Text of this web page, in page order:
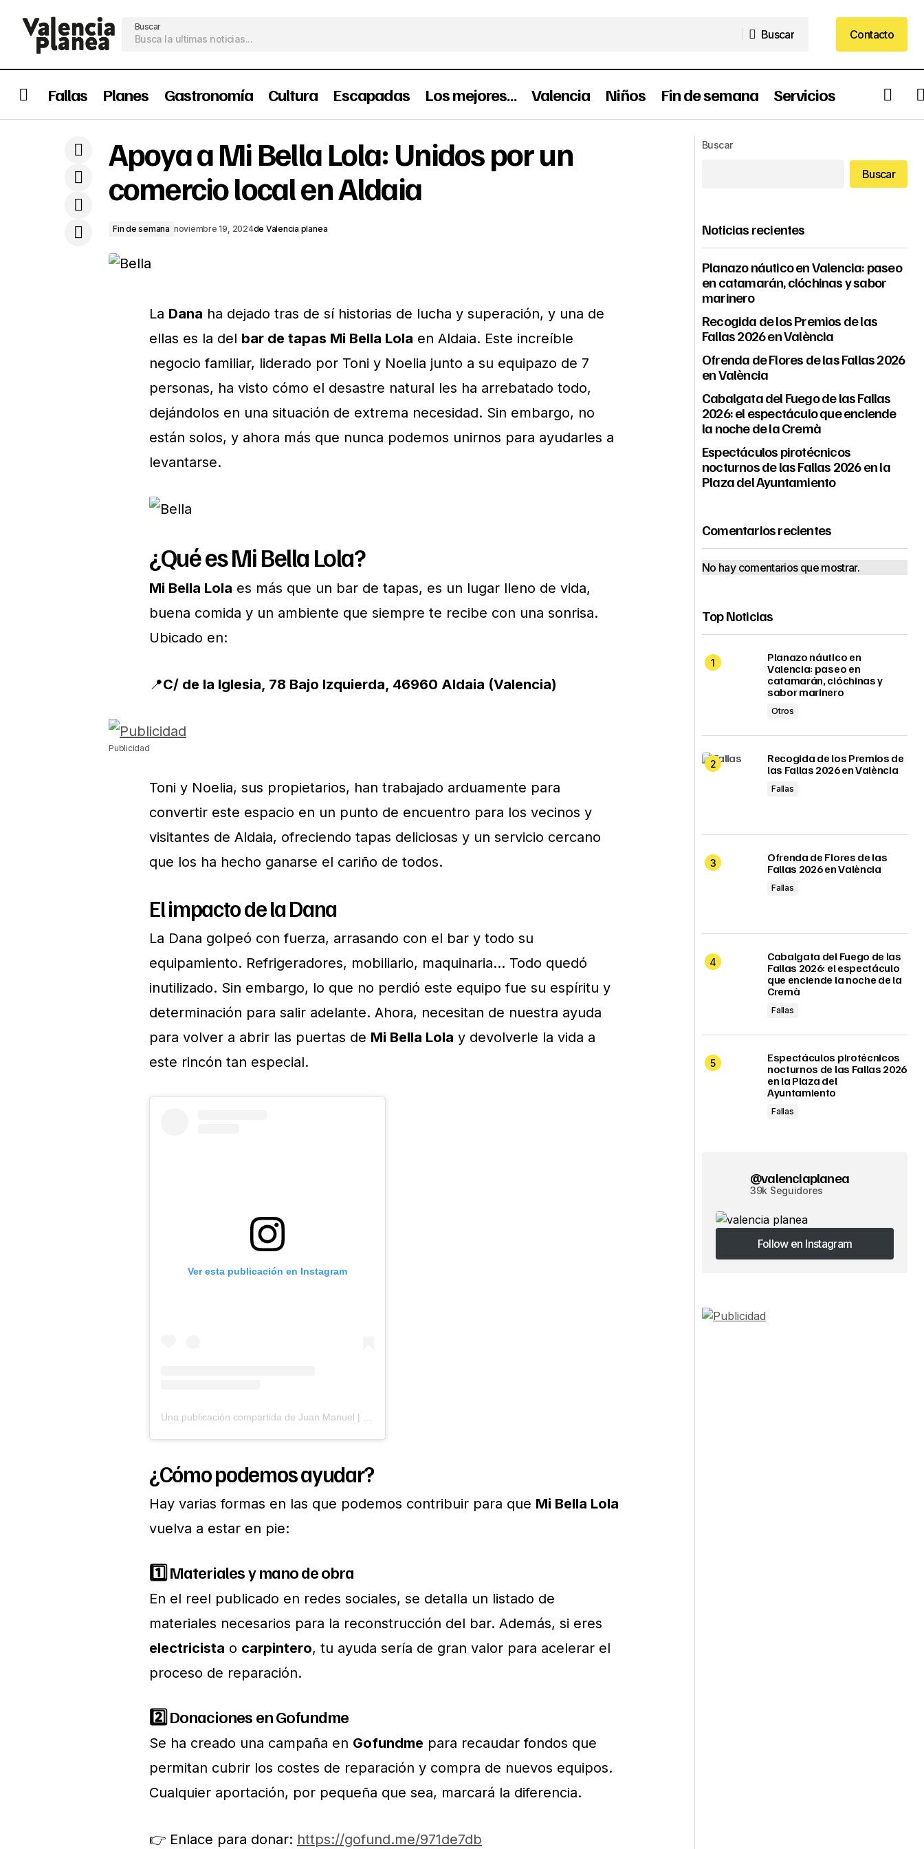
Buscar
Buscar
Contacto
Contacto
Fallas Planes Gastronomía Cultura Escapadas Los mejores… Valencia Niños Fin de semana Servicios
Apoya a Mi Bella Lola: Unidos por un comercio local en Aldaia
Valencia
Apoya a Mi Bella Lola: Unidos por un
comercio local en Aldaia
Fin de semana noviembre 19, 2024de Valencia planea
La Dana ha dejado tras de sí historias de lucha y superación, y una de
ellas es la del bar de tapas Mi Bella Lola en Aldaia. Este increíble
negocio familiar, liderado por Toni y Noelia junto a su equipazo de 7
personas, ha visto cómo el desastre natural les ha arrebatado todo,
dejándolos en una situación de extrema necesidad. Sin embargo, no
están solos, y ahora más que nunca podemos unirnos para ayudarles a
levantarse.
¿Qué es Mi Bella Lola?
Mi Bella Lola es más que un bar de tapas, es un lugar lleno de vida,
buena comida y un ambiente que siempre te recibe con una sonrisa.
Ubicado en:
📍C/ de la Iglesia, 78 Bajo Izquierda, 46960 Aldaia (Valencia)
Publicidad
Toni y Noelia, sus propietarios, han trabajado arduamente para
convertir este espacio en un punto de encuentro para los vecinos y
visitantes de Aldaia, ofreciendo tapas deliciosas y un servicio cercano
que los ha hecho ganarse el cariño de todos.
El impacto de la Dana
La Dana golpeó con fuerza, arrasando con el bar y todo su
equipamiento. Refrigeradores, mobiliario, maquinaria… Todo quedó
inutilizado. Sin embargo, lo que no perdió este equipo fue su espíritu y
determinación para salir adelante. Ahora, necesitan de nuestra ayuda
para volver a abrir las puertas de Mi Bella Lola y devolverle la vida a
este rincón tan especial.
Ver esta publicación en Instagram
¿Cómo podemos ayudar?
Hay varias formas en las que podemos contribuir para que Mi Bella Lola
vuelva a estar en pie:
1️⃣ Materiales y mano de obra
En el reel publicado en redes sociales, se detalla un listado de
materiales necesarios para la reconstrucción del bar. Además, si eres
electricista o carpintero, tu ayuda sería de gran valor para acelerar el
proceso de reparación.
2️⃣ Donaciones en Gofundme
Se ha creado una campaña en Gofundme para recaudar fondos que
permitan cubrir los costes de reparación y compra de nuevos equipos.
Cualquier aportación, por pequeña que sea, marcará la diferencia.
👉 Enlace para donar: https://gofund.me/971de7db
Buscar
Buscar
Noticias recientes
Planazo náutico en Valencia: paseo
en catamarán, clóchinas y sabor
marinero
Recogida de los Premios de las
Fallas 2026 en València
Ofrenda de Flores de las Fallas 2026
en València
Cabalgata del Fuego de las Fallas
2026: el espectáculo que enciende
la noche de la Cremà
Espectáculos pirotécnicos
nocturnos de las Fallas 2026 en la
Plaza del Ayuntamiento
Comentarios recientes
No hay comentarios que mostrar.
Top Noticias
Planazo náutico en
Valencia: paseo en
catamarán, clóchinas y
sabor marinero
Otros
Recogida de los Premios de
las Fallas 2026 en València
Fallas
Ofrenda de Flores de las
Fallas 2026 en València
Fallas
Cabalgata del Fuego de las
Fallas 2026: el espectáculo
que enciende la noche de la
Cremà
Fallas
Espectáculos pirotécnicos
nocturnos de las Fallas 2026
en la Plaza del
Ayuntamiento
Fallas
@valenciaplanea
39k Seguidores
Follow en Instagram
Follow en Instagram